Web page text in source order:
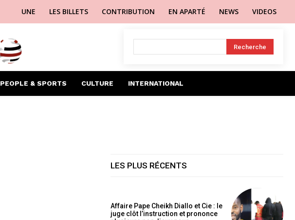
UNE LES BILLETS CONTRIBUTION EN APARTÉ NEWS VIDEOS
Recherche
PEOPLE & SPORTS CULTURE INTERNATIONAL
LES PLUS RÉCENTS
Affaire Pape Cheikh Diallo et Cie : le
juge clôt l’instruction et prononce